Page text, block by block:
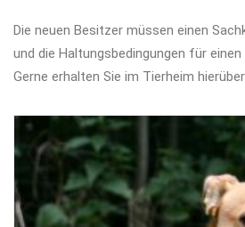
Die neuen Besitzer müssen einen
und die Haltungsbedingungen für
Gerne erhalten Sie im Tierheim